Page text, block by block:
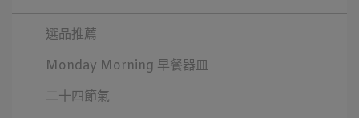
選品推薦
Monday Morning 早餐器皿
二十四節氣